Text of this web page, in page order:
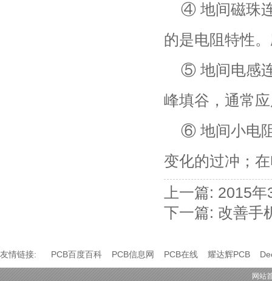
④ 地间磁珠
的是电阻特性
⑤ 地间电感
峰填谷，通常
⑥ 地间小电
变化的过冲；
上一篇: 2015年
下一篇: 改善手
友情链接: PCB百度百科 PCB信息网 PCB在线 耀达辉PCB
网站